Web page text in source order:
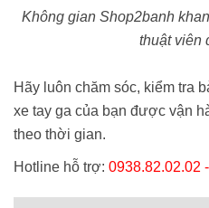
Không gian Shop2banh
thuật viên
Hãy luôn chăm sóc, kiểm tra
xe tay ga của bạn được vận
theo thời gian.
Hotline hỗ trợ: 0938.82.02.02